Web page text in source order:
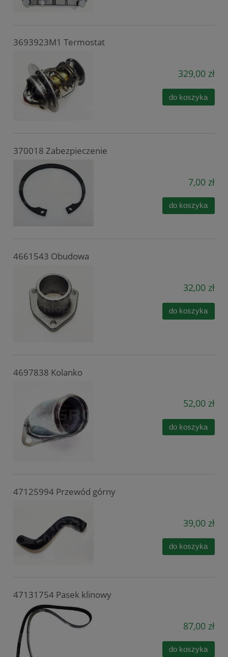
3693923M1 Termostat
329,00 zł
do koszyka
370018 Zabezpieczenie
7,00 zł
do koszyka
4661543 Obudowa
32,00 zł
do koszyka
4697838 Kolanko
52,00 zł
do koszyka
47125994 Przewód górny
39,00 zł
do koszyka
47131754 Pasek klinowy
87,00 zł
do koszyka